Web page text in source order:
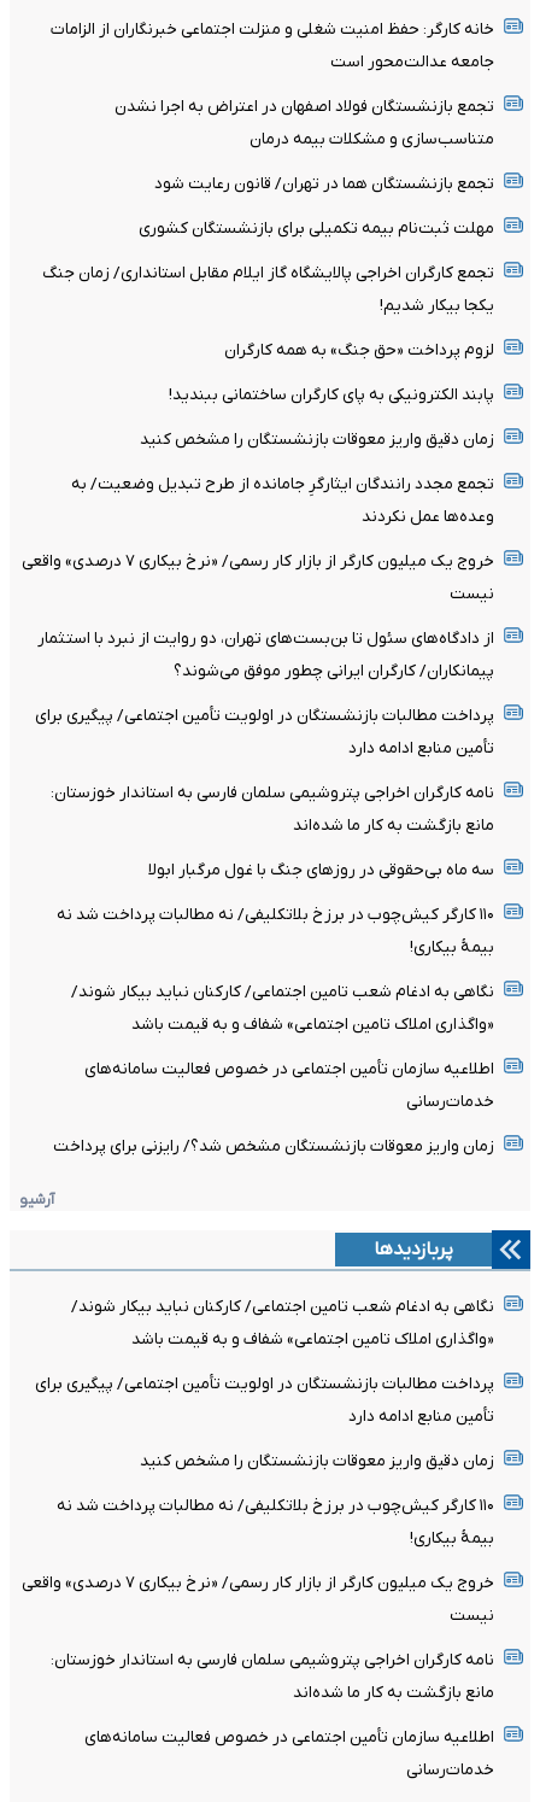
خانه کارگر: حفظ امنیت شغلی و منزلت اجتماعی خبرنگاران از الزامات
جامعه عدالت‌محور است
تجمع بازنشستگان فولاد اصفهان در اعتراض به اجرا نشدن
متناسب‌سازی و مشکلات بیمه درمان
تجمع بازنشستگان هما در تهران/ قانون رعایت شود
مهلت ثبت‌نام بیمه تکمیلی برای بازنشستگان کشوری
تجمع کارگران اخراجی پالایشگاه گاز ایلام مقابل استانداری/ زمان جنگ
یکجا بیکار شدیم!
لزوم پرداخت «حق جنگ» به همه کارگران
پابند الکترونیکی به پای کارگران ساختمانی ببندید!
زمان دقیق واریز معوقات بازنشستگان را مشخص کنید
تجمع مجدد رانندگان ایثارگرِ جامانده از طرح تبدیل وضعیت/ به
وعده‌ها عمل نکردند
خروج یک میلیون کارگر از بازار کار رسمی/ «نرخ بیکاری ۷ درصدی» واقعی
نیست
از دادگاه‌های سئول تا بن‌بست‌های تهران، دو روایت از نبرد با استثمار
پیمانکاران/ کارگران ایرانی چطور موفق می‌شوند؟
پرداخت مطالبات بازنشستگان در اولویت تأمین اجتماعی/ پیگیری برای
تأمین منابع ادامه دارد
نامه کارگران اخراجی پتروشیمی سلمان فارسی به استاندار خوزستان:
مانع بازگشت به کار ما شده‌اند
سه ماه بی‌حقوقی در روزهای جنگ با غول مرگبار ابولا
۱۱۰ کارگر کیش‌چوب در برزخ بلاتکلیفی/ نه مطالبات پرداخت شد نه
بیمۀ بیکاری!
نگاهی به ادغام شعب تامین اجتماعی/ کارکنان نباید بیکار شوند/
«واگذاری املاک تامین اجتماعی» شفاف و به قیمت باشد
اطلاعیه سازمان تأمین اجتماعی در خصوص فعالیت سامانه‌های
خدمات‌رسانی
زمان واریز معوقات بازنشستگان مشخص شد؟/ رایزنی برای پرداخت
آرشیو
پربازدیدها
نگاهی به ادغام شعب تامین اجتماعی/ کارکنان نباید بیکار شوند/
«واگذاری املاک تامین اجتماعی» شفاف و به قیمت باشد
پرداخت مطالبات بازنشستگان در اولویت تأمین اجتماعی/ پیگیری برای
تأمین منابع ادامه دارد
زمان دقیق واریز معوقات بازنشستگان را مشخص کنید
۱۱۰ کارگر کیش‌چوب در برزخ بلاتکلیفی/ نه مطالبات پرداخت شد نه
بیمۀ بیکاری!
خروج یک میلیون کارگر از بازار کار رسمی/ «نرخ بیکاری ۷ درصدی» واقعی
نیست
نامه کارگران اخراجی پتروشیمی سلمان فارسی به استاندار خوزستان:
مانع بازگشت به کار ما شده‌اند
اطلاعیه سازمان تأمین اجتماعی در خصوص فعالیت سامانه‌های
خدمات‌رسانی